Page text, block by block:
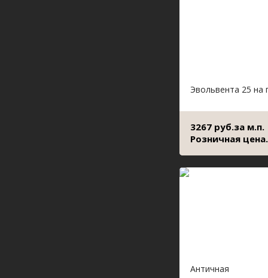
Эвольвента 25 на
3267 руб.за м.п.
Розничная цена.
Античная